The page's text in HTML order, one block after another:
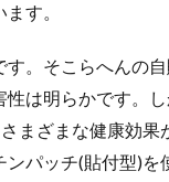
す。
。そこらへんの
性は明らかです。
まざまな健康効果
ンパッチ(貼付型)